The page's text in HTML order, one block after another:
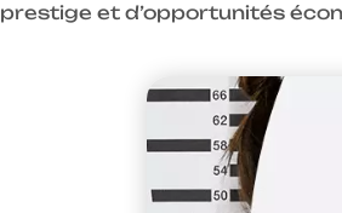
prestige et d’opportunités